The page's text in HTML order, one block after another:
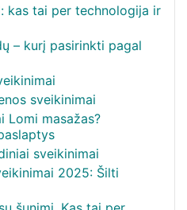
kas tai per technologija ir
– kurį pasirinkti pagal
sveikinimai
Lomi masažas?
sveikinimai
2025: Šilti